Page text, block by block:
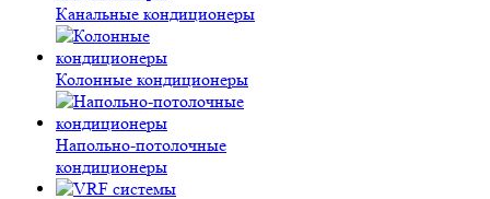
Канальные кондиционеры
Колонные кондиционеры
Напольно-потолочные
кондиционеры